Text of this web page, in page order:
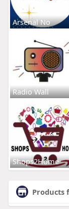
Arsenal No
Radio Wall
Shops2Home
Products